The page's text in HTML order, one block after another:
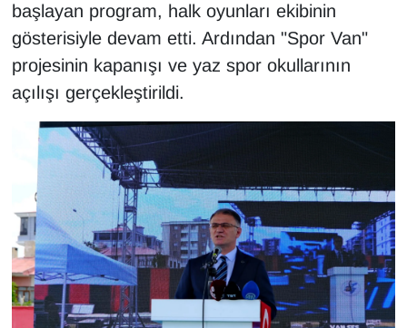
başlayan program, halk oyunları ekibinin
gösterisiyle devam etti. Ardından "Spor Van"
projesinin kapanışı ve yaz spor okullarının
açılışı gerçekleştirildi.
Kültür & Sanat
KURDÎ
MAGAZİN
MEDYA
ONE EKONOMİ
POLİTİKA
Resmi İlanlar